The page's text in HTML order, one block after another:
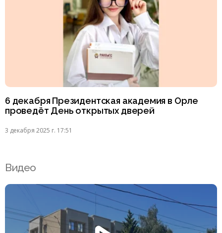
6 декабря Президентская академия в Орле
проведёт День открытых дверей
3 декабря 2025 г. 17:51
Видео